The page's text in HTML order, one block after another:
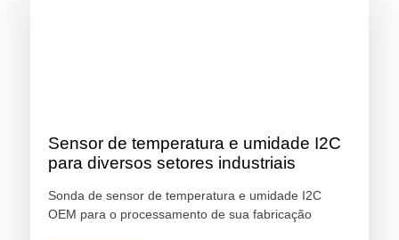
Sensor de temperatura e umidade I2C
para diversos setores industriais
Sonda de sensor de temperatura e umidade I2C
OEM para o processamento de sua fabricação